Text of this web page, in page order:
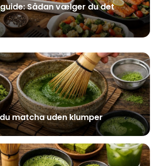
Sådan vælger du det
matcha uden klumper